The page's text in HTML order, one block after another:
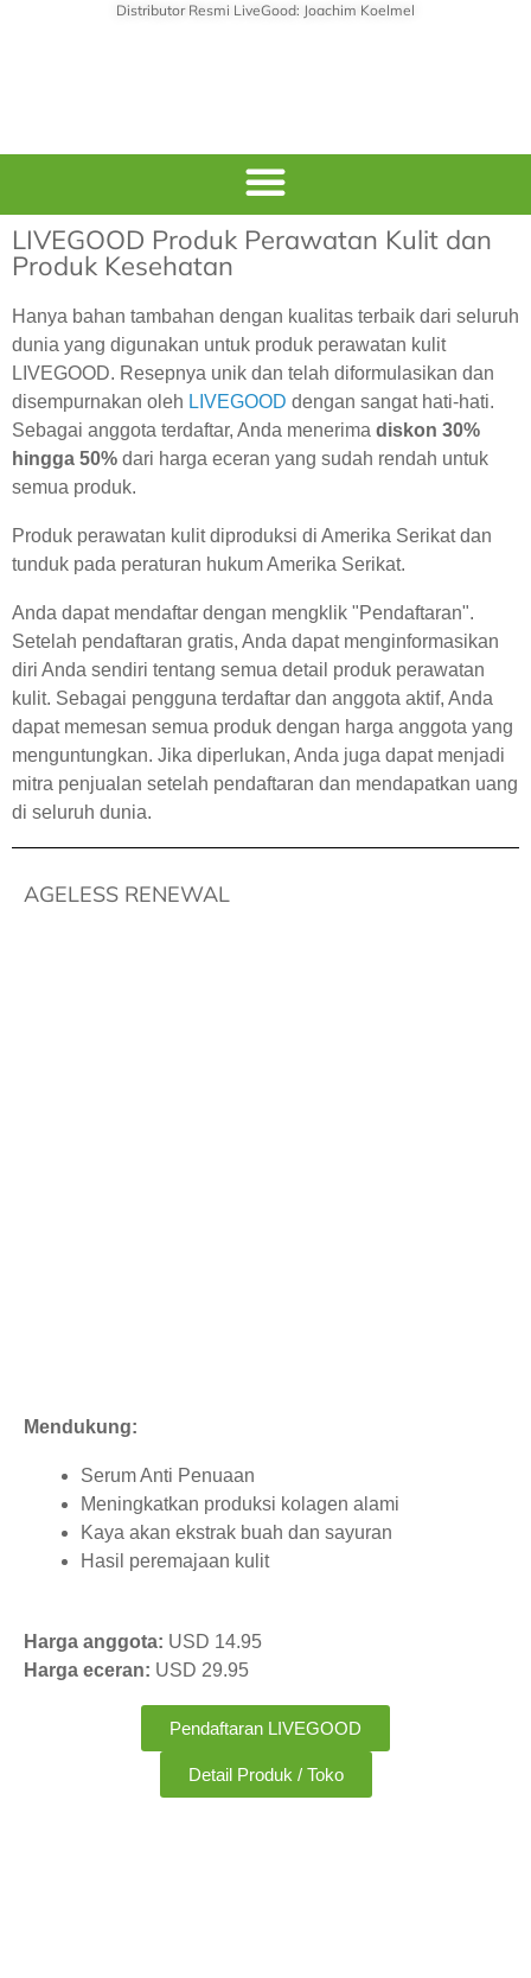
Distributor Resmi LiveGood: Joachim Koelmel
LIVEGOOD Produk Perawatan Kulit dan
Produk Kesehatan
Hanya bahan tambahan dengan kualitas terbaik dari seluruh
dunia yang digunakan untuk produk perawatan kulit
LIVEGOOD. Resepnya unik dan telah diformulasikan dan
disempurnakan oleh LIVEGOOD dengan sangat hati-hati.
Sebagai anggota terdaftar, Anda menerima diskon 30%
hingga 50% dari harga eceran yang sudah rendah untuk
semua produk.
Produk perawatan kulit diproduksi di Amerika Serikat dan
tunduk pada peraturan hukum Amerika Serikat.
Anda dapat mendaftar dengan mengklik "Pendaftaran".
Setelah pendaftaran gratis, Anda dapat menginformasikan
diri Anda sendiri tentang semua detail produk perawatan
kulit. Sebagai pengguna terdaftar dan anggota aktif, Anda
dapat memesan semua produk dengan harga anggota yang
menguntungkan. Jika diperlukan, Anda juga dapat menjadi
mitra penjualan setelah pendaftaran dan mendapatkan uang
di seluruh dunia.
AGELESS RENEWAL
Mendukung:
Serum Anti Penuaan
Meningkatkan produksi kolagen alami
Kaya akan ekstrak buah dan sayuran
Hasil peremajaan kulit
Harga anggota: USD 14.95
Harga eceran: USD 29.95
Pendaftaran LIVEGOOD
Detail Produk / Toko